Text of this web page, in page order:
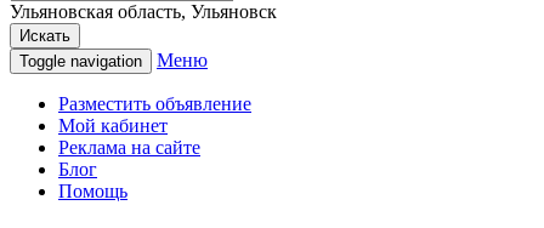
Ульяновская область, Ульяновск
Искать
Toggle navigation
Меню
Разместить объявление
Мой кабинет
Реклама на сайте
Блог
Помощь